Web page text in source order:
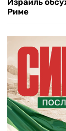
Израиль
Риме